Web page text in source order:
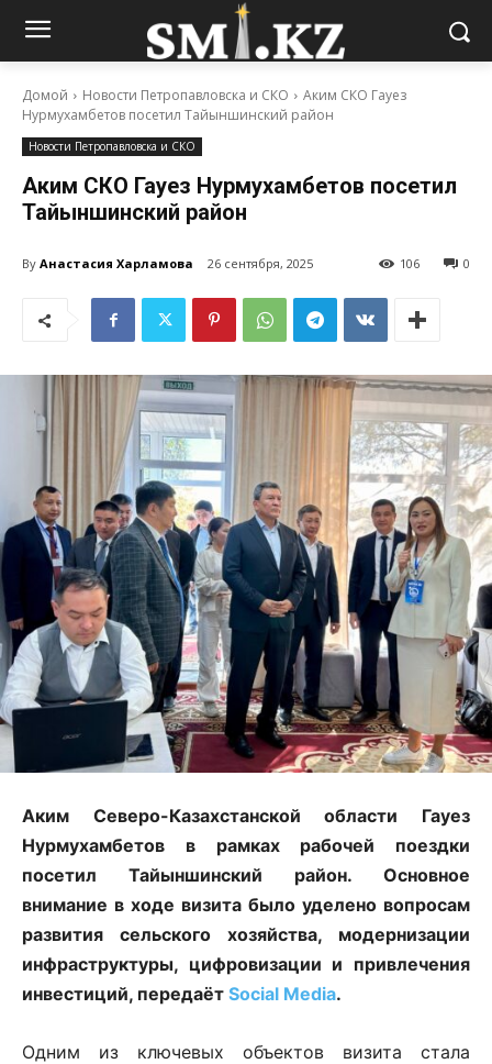
Домой Новости Петропавловска и СКО
Аким СКО Гауез
Нурмухамбетов посетил Тайыншинский район
Новости Петропавловска и СКО
Аким СКО Гауез Нурмухамбетов посетил
Тайыншинский район
By Анастасия Харламова 26 сентября, 2025 0
106
Аким Северо-Казахстанской области Гауез
Нурмухамбетов в рамках рабочей поездки
посетил Тайыншинский район. Основное
внимание в ходе визита было уделено вопросам
развития сельского хозяйства, модернизации
инфраструктуры, цифровизации и привлечения
инвестиций, передаёт Social Media.
Одним из ключевых объектов визита стала